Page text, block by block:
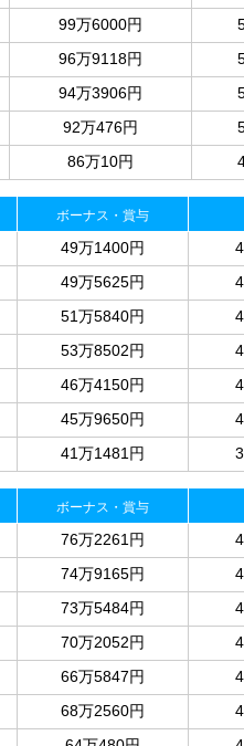
99万6000円
96万9118円
94万3906円
92万476円
86万10円
ボーナス・賞与
49万1400円
49万5625円
51万5840円
53万8502円
46万4150円
45万9650円
41万1481円
ボーナス・賞与
76万2261円
74万9165円
73万5484円
70万2052円
66万5847円
68万2560円